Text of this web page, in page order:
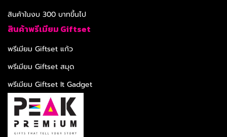
สินค้าในงบ 300 บาทขึ้นไป
สินค้าพรีเมียม Giftset
พรีเมียม Giftset แก้ว
พรีเมียม Giftset สมุด
พรีเมียม Giftset It Gadget